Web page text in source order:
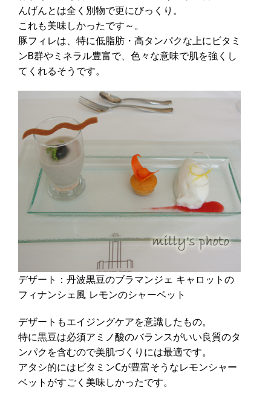
んげんとは全く別物で更にびっくり。
これも美味しかったです～。
豚フィレは、特に低脂肪・高タンパクな上にビタミ
ンB群やミネラル豊富で、色々な意味で肌を強くし
てくれるそうです。
デザート：丹波黒豆のブラマンジェ キャロットの
フィナンシェ風 レモンのシャーベット
デザートもエイジングケアを意識したもの。
特に黒豆は必須アミノ酸のバランスがいい良質のタ
ンパクを含むので美肌づくりには最適です。
アタシ的にはビタミンCが豊富そうなレモンシャー
ベットがすごく美味しかったです。